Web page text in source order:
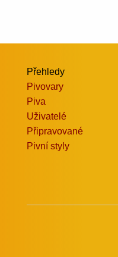
Přehledy
Pivovary
Piva
Uživatelé
Připravované
Pivní styly